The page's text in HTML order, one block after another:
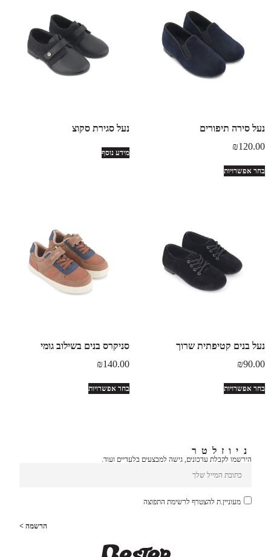
נעל סירה תיפורים
₪120.00
בחר אפשרויות
נעל סגירת סקוצ
מידע נוסף
נעל בנים קטיפתית שרוך
₪90.00
בחר אפשרויות
סניקרס בנים בשילוב גומי
₪140.00
בחר אפשרויות
ניוזלטר
הירשמו לקבלת עדכונים, גישה למבצעים בלעדיים ועוד.
מעוניין.ת להצטרף לרשימת התפוצה
הרשמה >